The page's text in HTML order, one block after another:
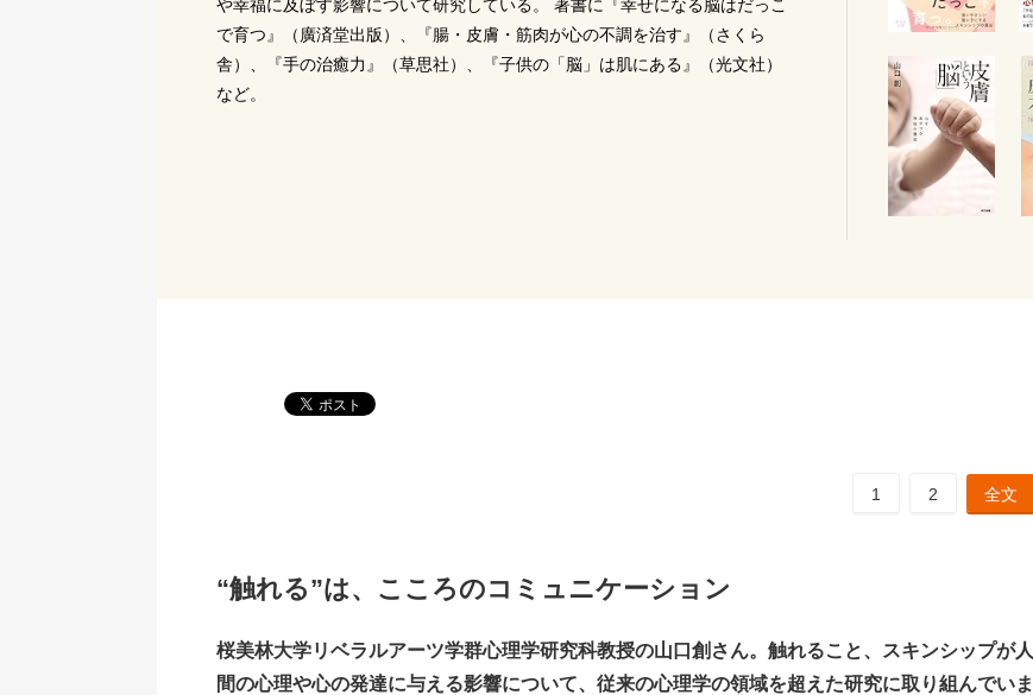
や幸福に及ぼす影響について研究している。 著書に『幸せになる脳はだっこ
で育つ』（廣済堂出版）、『腸・皮膚・筋肉が心の不調を治す』（さくら
舎）、『手の治癒力』（草思社）、『子供の「脳」は肌にある』（光文社）
など。
1 2 全文
“触れる”は、こころのコミュニケーション
桜美林大学リベラルアーツ学群心理学研究科教授の山口創さん。触れること、スキンシップが人
間の心理や心の発達に与える影響について、従来の心理学の領域を超えた研究に取り組んでいま